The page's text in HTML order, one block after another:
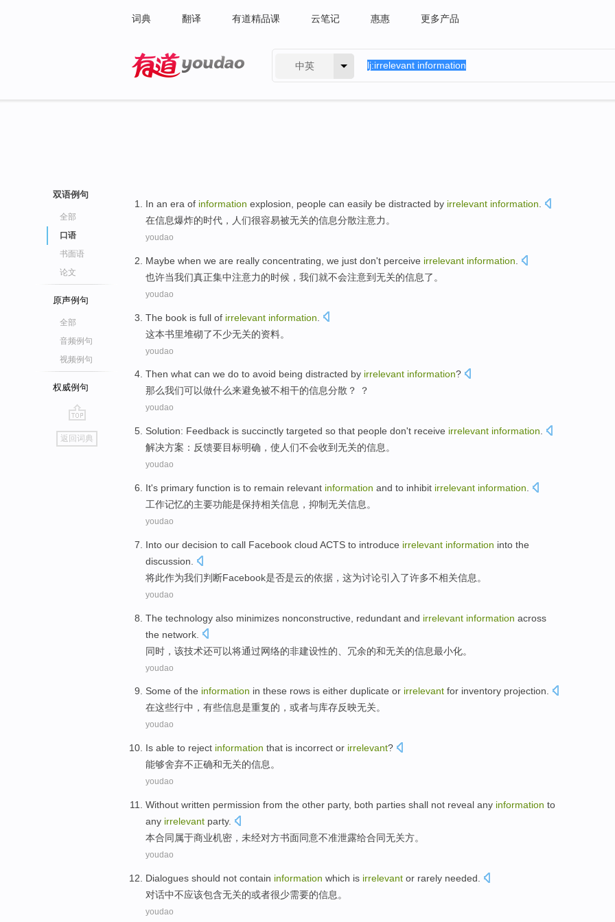
词典 翻译 有道精品课 云笔记 惠惠 更多产品
中英
双语例句
全部
口语
书面语
论文
原声例句
全部
音频例句
视频例句
权威例句
go
top
返回词典
In an era of information explosion people can easily be distracted by irrelevant information
在信息爆炸的时代 ， 人们很容易被无关的信息分散注意力 。
youdao
Maybe when we are really concentrating , we just don't perceive irrelevant information
也许当我们真正集中注意力的时候，我们就不会注意到无关的信息了。
youdao
The book is full of irrelevant information
这本书里堆砌了不少无关的资料。
youdao
Then what can we do to avoid being distracted by irrelevant information?
那么我们可以做什么来避免被不相干的信息分散？ ？
youdao
Solution: Feedback is succinctly targeted so that people don't receive irrelevant information
解决方案 ： 反馈要目标明确 ， 使 人们不会收到无关的信息 。
youdao
It's primary function is to remain relevant information and to inhibit irrelevant information
工作记忆的主要功能是保持相关信息 ， 抑制无关信息。
youdao
Into our decision to call Facebook cloud ACTS to introduce irrelevant information into the
discussion
将此作为我们判断Facebook是否是云的依据， 这为讨论引入了许多不相关信息 。
youdao
The technology also minimizes nonconstructive redundant and irrelevant information across
the network
同时， 该技术还可以将通过网络的非建设性的、 冗余的和无关的信息最小化。
youdao
Some of the information in these rows is either duplicate or irrelevant for inventory projection.
在这些行中， 有些信息是重复的， 或者与库存反映无关。
youdao
Is able to reject information that is incorrect or irrelevant?
能够舍弃不正确和无关的信息 。
youdao
Without written permission from the other party, both parties shall not reveal any information to
any irrelevant party.
本合同属于商业机密， 未经对方书面同意不准泄露给合同无关方。
youdao
Dialogues should not contain information which is irrelevant or rarely needed
对话中不应该包含无关的或者很少需要的信息 。
youdao